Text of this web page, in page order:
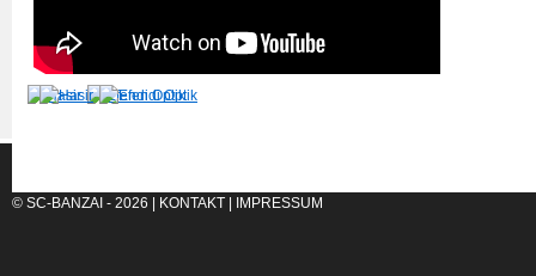
© SC-BANZAI - 2026 | KONTAKT IMPRESSUM